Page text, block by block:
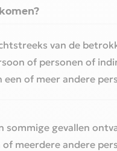
van de
of personen of
een of meer andere
gevallen
meerdere andere